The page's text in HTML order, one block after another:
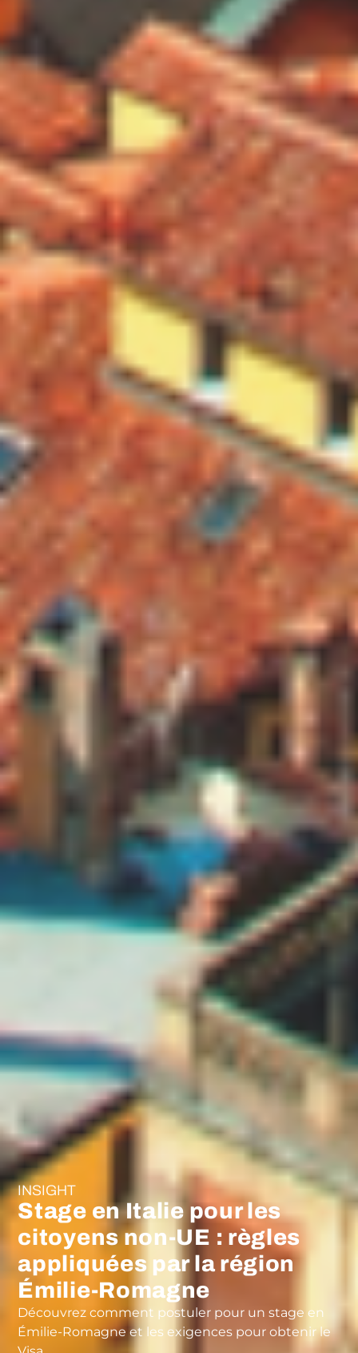
INSIGHT
Stage en Italie pour les
citoyens non-UE : règles
appliquées par la région
Émilie-Romagne
Découvrez comment postuler pour un stage en
Émilie-Romagne et les exigences pour obtenir le